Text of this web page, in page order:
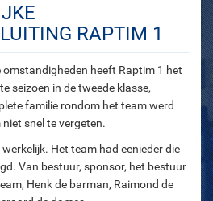
RAPTIM 1
omstandigheden heeft Raptim 1 het
seizoen in de tweede klasse,
familie rondom het team werd
snel te vergeten.
Het team had eenieder die
Van bestuur, sponsor, het bestuur
Henk de barman, Raimond de